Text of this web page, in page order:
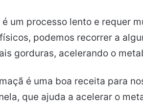
é um processo lento e requer
podemos recorrer a
gorduras, acelerando o
é uma boa receita para
que ajuda a acelerar o